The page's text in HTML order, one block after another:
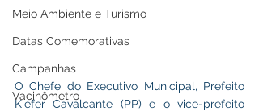
Meio Ambiente e Turismo
Datas Comemorativas
Campanhas
Vacinômetro
O Chefe do Executivo Municipal, Prefeito
Kiefer Cavalcante (PP) e o vice-prefeito